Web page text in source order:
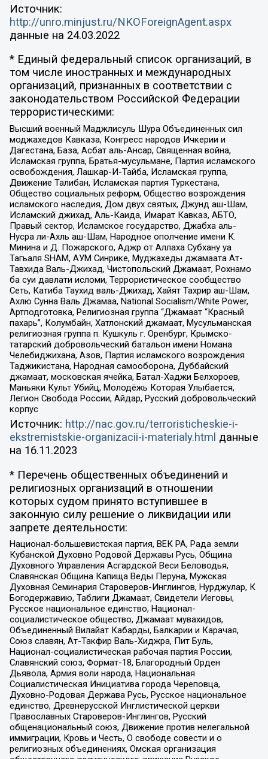
Источник:
http://unro.minjust.ru/NKOForeignAgent.aspx
данные на 24.03.2022
* Единый федеральный список организаций, в
том числе иностранных и международных
организаций, признанных в соответствии с
законодательством Российской Федерации
террористическими:
Высший военный Маджлисуль Шура Объединенных сил
моджахедов Кавказа, Конгресс народов Ичкерии и
Дагестана, База, Асбат аль-Ансар, Священная война,
Исламская группа, Братья-мусульмане, Партия исламского
освобождения, Лашкар-И-Тайба, Исламская группа,
Движение Талибан, Исламская партия Туркестана,
Общество социальных реформ, Общество возрождения
исламского наследия, Дом двух святых, Джунд аш-Шам,
Исламский джихад, Аль-Каида, Имарат Кавказ, АБТО,
Правый сектор, Исламское государство, Джабха аль-
Нусра ли-Ахль аш-Шам, Народное ополчение имени К.
Минина и Д. Пожарского, Аджр от Аллаха Субхану уа
Тагьаля SHAM, АУМ Синрике, Муджахеды джамаата Ат-
Тавхида Валь-Джихад, Чистопольский Джамаат, Рохнамо
ба суи давлати исломи, Террористическое сообщество
Сеть, Катиба Таухид валь-Джихад, Хайят Тахрир аш-Шам,
Ахлю Сунна Валь Джамаа, National Socialism/White Power,
Артподготовка, Религиозная группа “Джамаат “Красный
пахарь”, Колумбайн, Хатлонский джамаат, Мусульманская
религиозная группа п. Кушкуль г. Оренбург, Крымско-
татарский добровольческий батальон имени Номана
Челебиджихана, Азов, Партия исламского возрождения
Таджикистана, Народная самооборона, Дуббайский
джамаат, московская ячейка, Батал-Хаджи Белхороев,
Маньяки Культ Убийц, Молодёжь Которая Улыбается,
Легион Свобода России, Айдар, Русский добровольческий
корпус
Источник: http://nac.gov.ru/terroristicheskie-i-
ekstremistskie-organizacii-i-materialy.html данные
на 16.11.2023
* Перечень общественных объединений и
религиозных организаций в отношении
которых судом принято вступившее в
законную силу решение о ликвидации или
запрете деятельности:
Национал-большевистская партия, ВЕК РА, Рада земли
Кубанской Духовно Родовой Державы Русь, Община
Духовного Управления Асгардской Веси Беловодья,
Славянская Община Капища Веды Перуна, Мужская
Духовная Семинария Староверов-Инглингов, Нурджулар, К
Богодержавию, Таблиги Джамаат, Свидетели Иеговы,
Русское национальное единство, Национал-
социалистическое общество, Джамаат мувахидов,
Объединенный Вилайат Кабарды, Балкарии и Карачая,
Союз славян, Ат-Такфир Валь-Хиджра, Пит Буль,
Национал-социалистическая рабочая партия России,
Славянский союз, Формат-18, Благородный Орден
Дьявола, Армия воли народа, Национальная
Социалистическая Инициатива города Череповца,
Духовно-Родовая Держава Русь, Русское национальное
единство, Древнерусской Инглистической церкви
Православных Староверов-Инглингов, Русский
общенациональный союз, Движение против нелегальной
иммиграции, Кровь и Честь, О свободе совести и о
религиозных объединениях, Омская организация